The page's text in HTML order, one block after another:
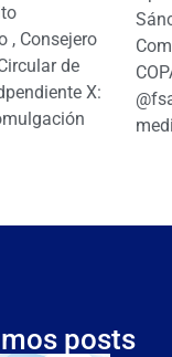
, Consejero
de
X:
posts